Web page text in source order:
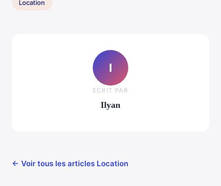
Location
I
ECRIT PAR
Ilyan
← Voir tous les articles Location